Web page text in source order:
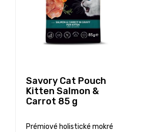
Savory Cat Pouch
Kitten Salmon &
Carrot 85 g
Prémiové holistické mokré